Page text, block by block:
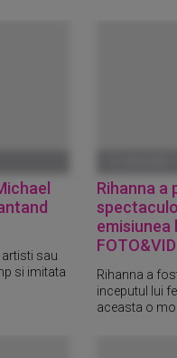
sau
si imitata
Rihanna
emisiunea
Rihanna a
inceputul lui
aceasta o